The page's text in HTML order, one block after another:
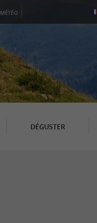
MÉTÉO
DÉGUSTER